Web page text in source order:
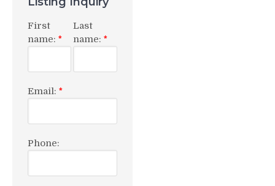
First
name: *
Last
name:*
Email: *
Phone: